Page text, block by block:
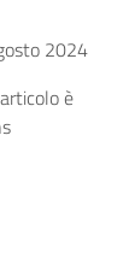
2024
è